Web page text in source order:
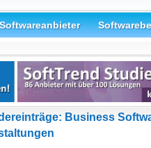
Softwareanbieter
Business